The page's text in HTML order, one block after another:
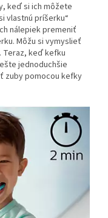
keď si ich môžete
vlastnú príšerku“
nálepiek premeniť
Môžu si vymyslieť
Teraz, keď kefku
jednoduchšie
zuby pomocou kefky